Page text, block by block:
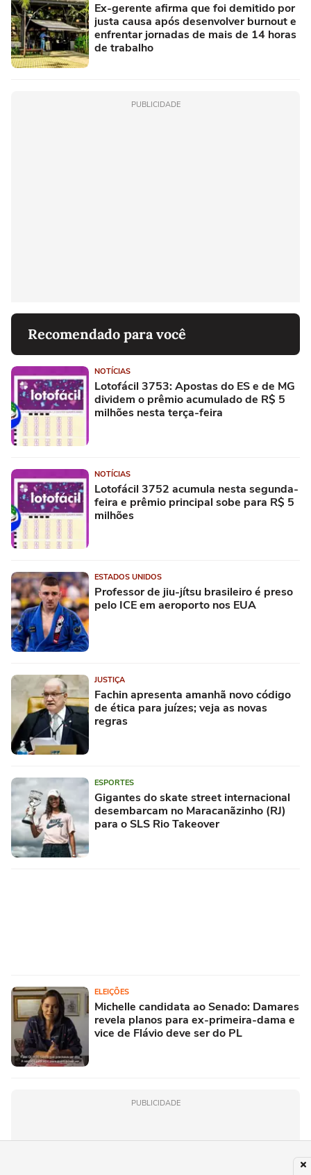
Ex-gerente afirma que foi demitido por
justa causa após desenvolver burnout e
enfrentar jornadas de mais de 14 horas
de trabalho
PUBLICIDADE
Recomendado para você
NOTÍCIAS
Lotofácil 3753: Apostas do ES e de MG
dividem o prêmio acumulado de R$ 5
milhões nesta terça-feira
NOTÍCIAS
Lotofácil 3752 acumula nesta segunda-
feira e prêmio principal sobe para R$ 5
milhões
ESTADOS UNIDOS
Professor de jiu-jítsu brasileiro é preso
pelo ICE em aeroporto nos EUA
JUSTIÇA
Fachin apresenta amanhã novo código
de ética para juízes; veja as novas
regras
ESPORTES
Gigantes do skate street internacional
desembarcam no Maracanãzinho (RJ)
para o SLS Rio Takeover
ELEIÇÕES
Michelle candidata ao Senado: Damares
revela planos para ex-primeira-dama e
vice de Flávio deve ser do PL
PUBLICIDADE